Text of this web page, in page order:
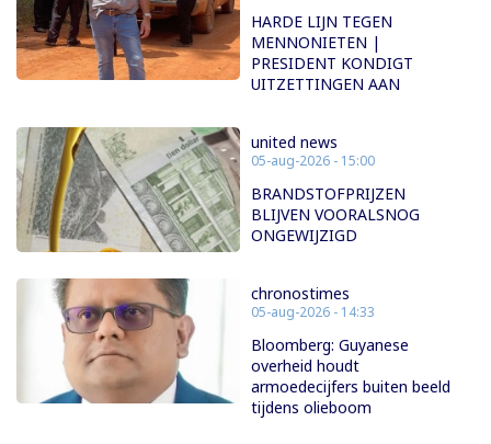
HARDE LIJN TEGEN
MENNONIETEN |
PRESIDENT KONDIGT
UITZETTINGEN AAN
united news
05-aug-2026 - 15:00
BRANDSTOFPRIJZEN
BLIJVEN VOORALSNOG
ONGEWIJZIGD
chronostimes
05-aug-2026 - 14:33
Bloomberg: Guyanese
overheid houdt
armoedecijfers buiten beeld
tijdens olieboom